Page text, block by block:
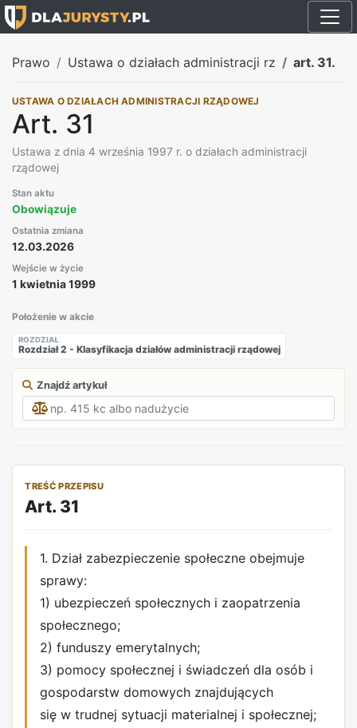
Prawo Ustawa o działach administracji rz art. 31.
USTAWA O DZIAŁACH ADMINISTRACJI RZĄDOWEJ
Art. 31
Ustawa z dnia 4 września 1997 r. o działach administracji
rządowej
Stan aktu
Obowiązuje
Ostatnia zmiana
12.03.2026
Wejście w życie
1 kwietnia 1999
Położenie w akcie
ROZDZIAŁ
Rozdział 2 - Klasyfikacja działów administracji rządowej
Znajdź artykuł
TREŚĆ PRZEPISU
Art. 31
1. Dział zabezpieczenie społeczne obejmuje
sprawy:
1) ubezpieczeń społecznych i zaopatrzenia
społecznego;
2) funduszy emerytalnych;
3) pomocy społecznej i świadczeń dla osób i
gospodarstw domowych znajdujących
się w trudnej sytuacji materialnej i społecznej;